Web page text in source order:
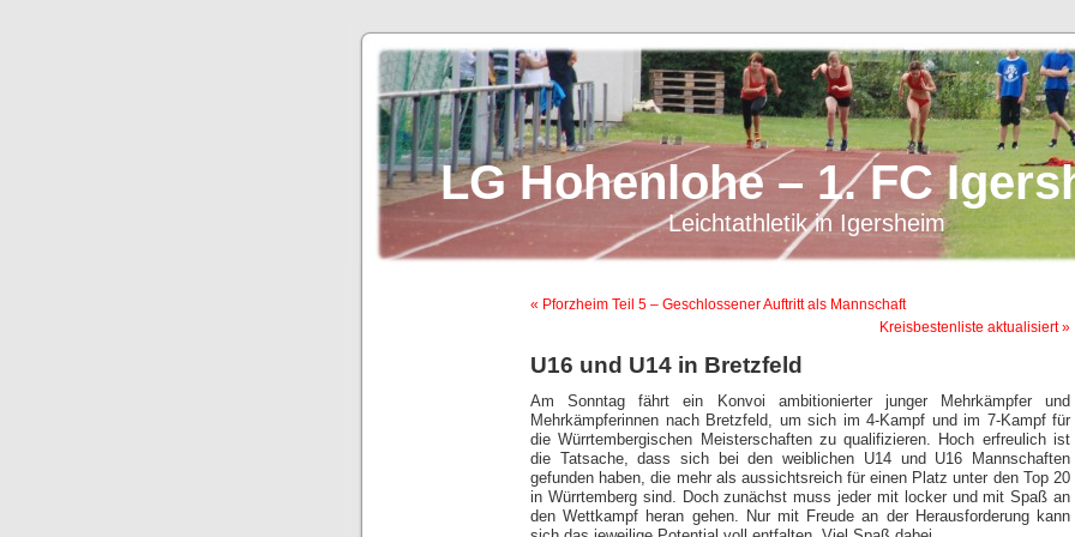
LG Hohenlohe – 1. FC
Leichtathletik in Igersheim
« Pforzheim Teil 5 – Geschlossener Auftritt als Mannschaft
Kreisbestenliste aktualisiert »
U16 und U14 in Bretzfeld
Am Sonntag fährt ein Konvoi ambitionierter junger Mehrkämpfer und
Mehrkämpferinnen nach Bretzfeld, um sich im 4-Kampf und im 7-Kampf für
die Würrtembergischen Meisterschaften zu qualifizieren. Hoch erfreulich ist
die Tatsache, dass sich bei den weiblichen U14 und U16 Mannschaften
gefunden haben, die mehr als aussichtsreich für einen Platz unter den Top 20
in Würrtemberg sind. Doch zunächst muss jeder mit locker und mit Spaß an
den Wettkampf heran gehen. Nur mit Freude an der Herausforderung kann